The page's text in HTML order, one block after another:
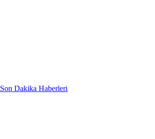
Son Dakika Haberleri